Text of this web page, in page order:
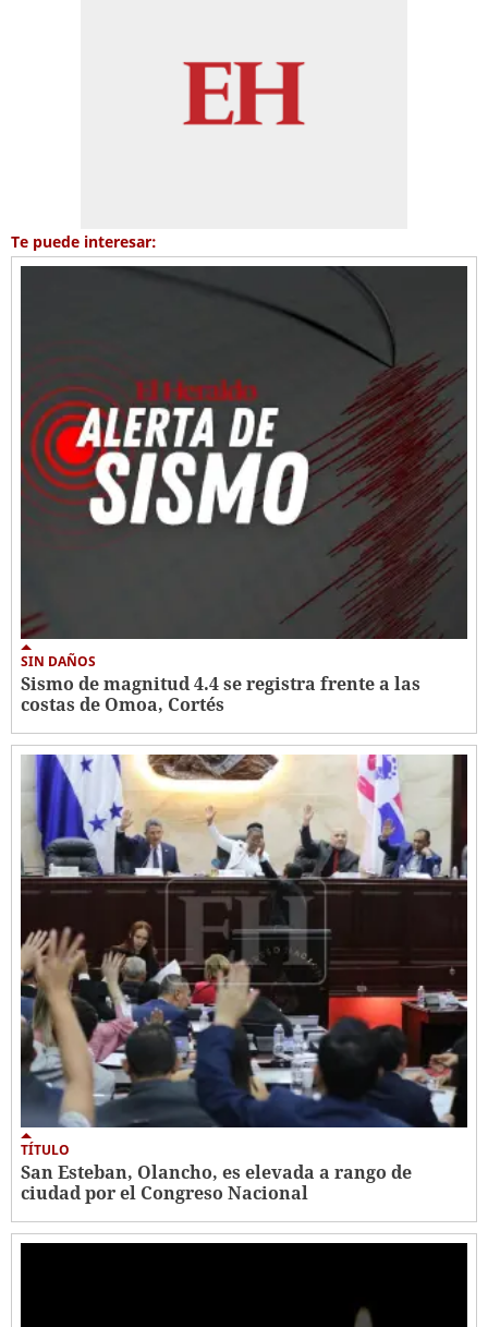
Te puede interesar:
SIN DAÑOS
Sismo de magnitud 4.4 se registra frente a las
costas de Omoa, Cortés
TÍTULO
San Esteban, Olancho, es elevada a rango de
ciudad por el Congreso Nacional